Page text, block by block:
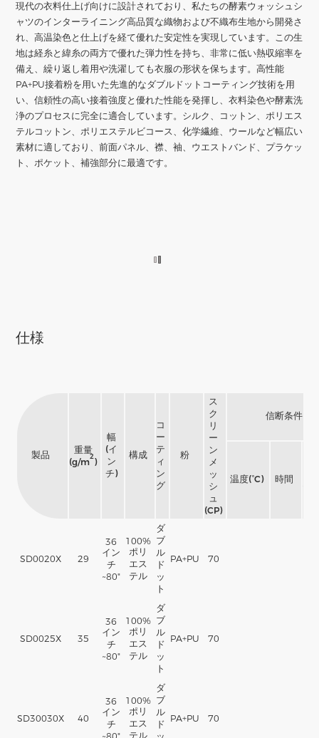
現代の衣料仕上げ向けに設計されており、私たちの酵素ウォッシュシ
ャツのインターライニング高品質な織物および不織布生地から開発さ
れ、高温染色と仕上げを経て優れた安定性を実現しています。この生
地は経糸と緯糸の両方で優れた弾力性を持ち、非常に低い熱収縮率を
備え、繰り返し着用や洗濯しても衣服の形状を保ちます。高性能
PA+PU接着粉を用いた先進的なダブルドットコーティング技術を用
い、信頼性の高い接着強度と優れた性能を発揮し、衣料染色や酵素洗
浄のプロセスに完全に適合しています。シルク、コットン、ポリエス
テルコットン、ポリエステルビコース、化学繊維、ウールなど幅広い
素材に適しており、前面パネル、襟、袖、ウエストバンド、プラケッ
ト、ポケット、補強部分に最適です。
仕様
製品
重量
(g/m
2
)
幅
(イ
ン
チ)
構成
コ
ー
テ
ィ
ン
グ
粉
ス
ク
リ
ー
ン
メ
ッ
シ
ュ
(CP)
信断条件
温度(°C) 時間
SD0020X 29
36
イン
チ
~80"
100%
ポリ
エス
テル
ダ
ブ
ル
ド
ッ
ト
PA+PU 70
SD0025X 35
36
イン
チ
~80"
100%
ポリ
エス
テル
ダ
ブ
ル
ド
ッ
ト
PA+PU 70
SD30030X 40
36
イン
チ
100%
ポリ
エス
テル
ダ
ブ
ル
ド
PA+PU 70